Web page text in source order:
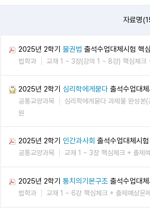
자료명
2025년 2학기 물권법 출석수업대체시험 핵
법학과 교재 1 ~ 3장(강의 1 ~ 8강) 핵심체크
2025년 2학기 심리학에게묻다 출석수업대
공통교양과목 심리학에게묻다 과제물 완성
원
2025년 2학기 인간과사회 출석수업대체시
공통교양과목 교재 1 ~ 3장 핵심체크 + 출제예
2025년 2학기 통치의기본구조 출석수업대
법학과 교재 1 ~ 6강 핵심체크 + 출제예상문제